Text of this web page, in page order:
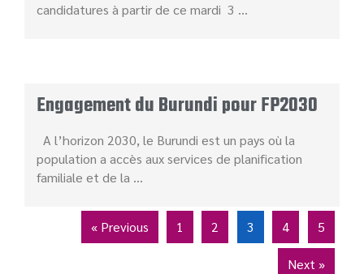
candidatures à partir de ce mardi 3 …
Engagement du Burundi pour FP2030
A l’horizon 2030, le Burundi est un pays où la
population a accès aux services de planification
familiale et de la …
« Previous 1 2 3 4 5
Next »